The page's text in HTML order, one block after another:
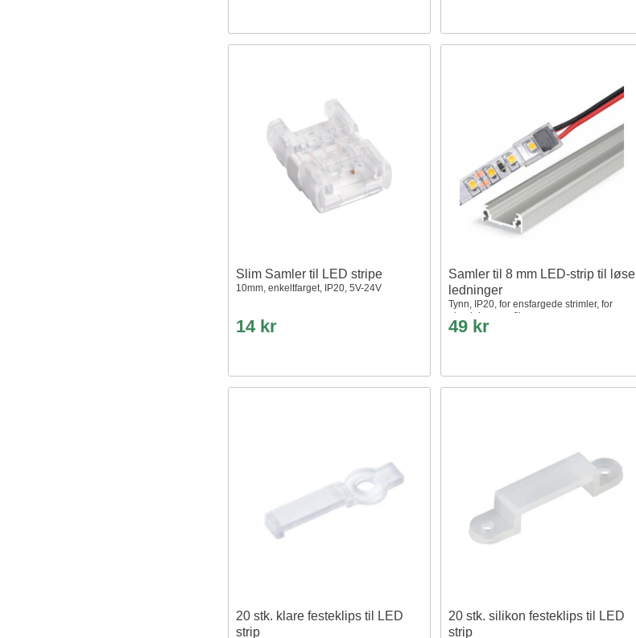
Slim Samler til LED stripe
10mm, enkeltfarget, IP20, 5V-24V
14 kr
Samler til 8 mm LED-strip til løse
ledninger
Tynn, IP20, for ensfargede strimler, for
aluminiumsprofiler
49 kr
20 stk. klare festeklips til LED
strip
20 stk. silikon festeklips til LED
strip